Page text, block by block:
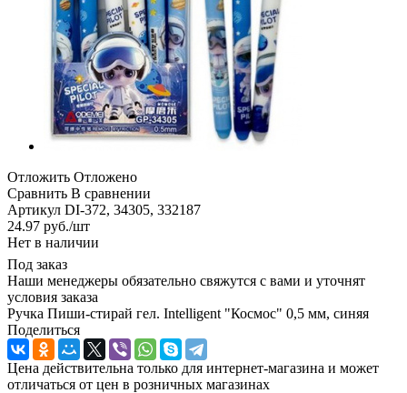
Отложить Отложено
Сравнить В сравнении
Артикул DI-372, 34305, 332187
24.97 руб./шт
Нет в наличии
Под заказ
Наши менеджеры обязательно свяжутся с вами и уточнят
условия заказа
Ручка Пиши-стирай гел. Intelligent "Космос" 0,5 мм, синяя
Поделиться
Цена действительна только для интернет-магазина и может
отличаться от цен в розничных магазинах